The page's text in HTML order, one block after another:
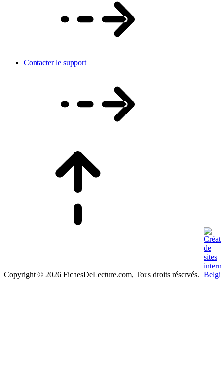
Contacter le support
Copyright © 2026 FichesDeLecture.com, Tous droits réservés.